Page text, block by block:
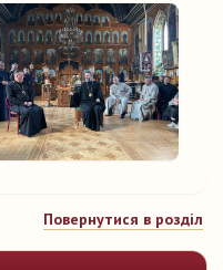
Повернутися в розділ